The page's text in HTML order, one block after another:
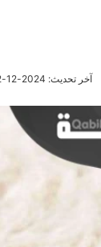
آخر تحديث: 2024-12-02